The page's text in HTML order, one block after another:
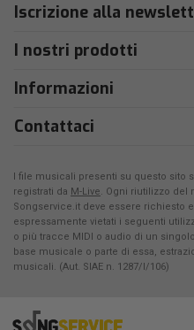
Iscrizione alla
I nostri prodotti
Informazioni
Contattaci
I file musicali presenti su questo sito
registrati da M-Live. Ogni riutilizzo del
Songservice.it deve essere richiesto
espressamente vietati i seguenti
o più tracce MIDI o audio di un
base musicale o parte di essa,
musicali. (Aut. SIAE n. 1287/I/106)